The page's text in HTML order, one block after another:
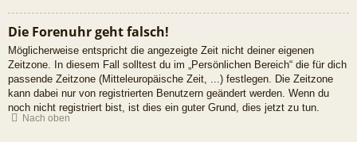
Die Forenuhr geht falsch!
Möglicherweise entspricht die angezeigte Zeit nicht deiner eigenen
Zeitzone. In diesem Fall solltest du im „Persönlichen Bereich“ die für dich
passende Zeitzone (Mitteleuropäische Zeit, ...) festlegen. Die Zeitzone
kann dabei nur von registrierten Benutzern geändert werden. Wenn du
noch nicht registriert bist, ist dies ein guter Grund, dies jetzt zu tun.
Nach oben